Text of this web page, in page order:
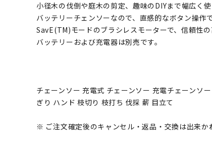
小径木の伐倒や庭木の剪定、趣味のDIYまで幅広く使
バッテリーチェンソーなので、直感的なボタン操作
SavE(TM)モードのブラシレスモーターで、信頼性
バッテリーおよび充電器は別売です。
チェーンソー 充電式 チェーンソー 充電チェーンソ
ぎり ハンド 枝切り 枝打ち 伐採 薪 目立て
※ ご注文確定後のキャンセル・返品・交換は出来か